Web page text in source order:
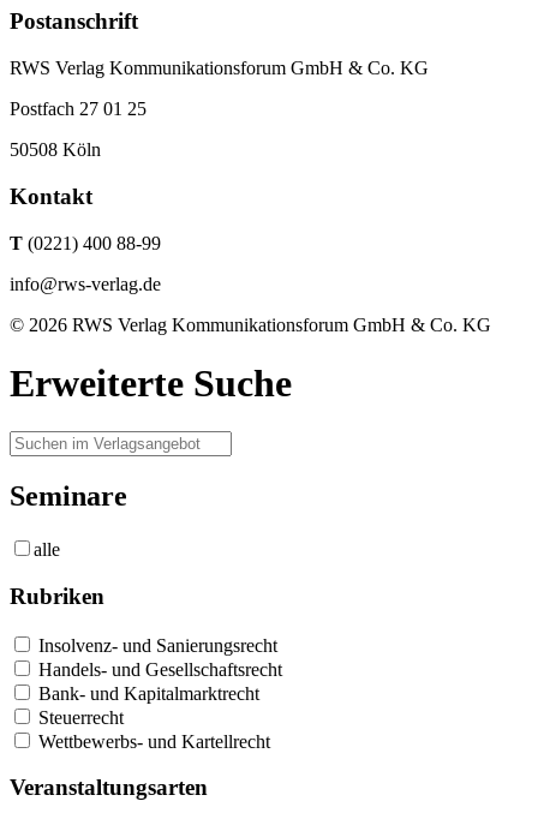
Postanschrift
RWS Verlag Kommunikationsforum GmbH & Co. KG
Postfach 27 01 25
50508 Köln
Kontakt
T (0221) 400 88-99
info@rws-verlag.de
© 2026 RWS Verlag Kommunikationsforum GmbH & Co. KG
Erweiterte Suche
Seminare
alle
Rubriken
Insolvenz- und Sanierungsrecht
Handels- und Gesellschaftsrecht
Bank- und Kapitalmarktrecht
Steuerrecht
Wettbewerbs- und Kartellrecht
Veranstaltungsarten